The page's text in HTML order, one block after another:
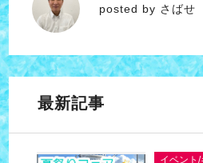
さばせposted by さばせ
最新記事
イベント